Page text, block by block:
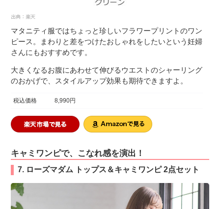
マタニティ服ではちょっと珍しいフラワープリントのワン
ピース。まわりと差をつけたおしゃれをしたいという妊婦
さんにもおすすめです。
大きくなるお腹にあわせて伸びるウエストのシャーリング
のおかげで、スタイルアップ効果も期待できますよ。
税込価格 8,990円
キャミワンピで、こなれ感を演出！
7. ローズマダム トップス＆キャミワンピ 2点セット